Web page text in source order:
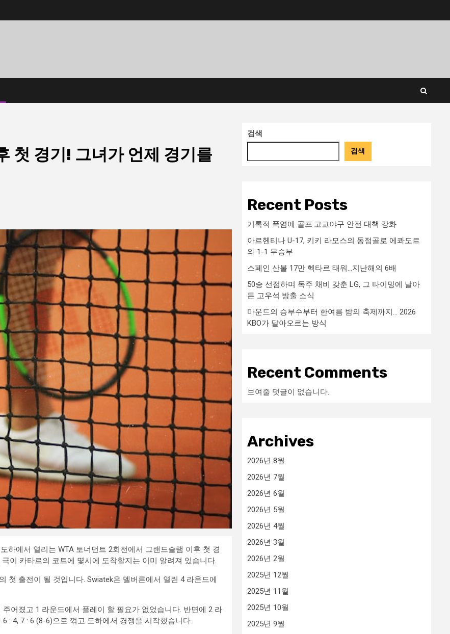
첫 경기! 그녀가 언제 경기를
하에서 열리는 WTA 토너먼트 2회전에서 그랜드슬램 이후 첫 경
이 카타르의 코트에 몇시에 도착할지는 이미 알려져 있습니다.
첫 출전이 될 것입니다. Swiatek은 멜버른에서 열린 4 라운드에
어졌고 1 라운드에서 플레이 할 필요가 없었습니다. 반면에 2 라
: 4, 7 : 6 (8-6)으로 꺾고 도하에서 경쟁을 시작했습니다.
검색
검색
Recent Posts
기록적 폭염에 골프·고교야구 안전 대책 강화
아르헨티나 U-17, 키키 라모스의 동점골로 에콰도르
와 1-1 무승부
스페인 산불 17만 헥타르 태워…지난해의 6배
50승 선점하며 독주 채비 갖춘 LG, 그 타이밍에 날아
든 고우석 방출 소식
마운드의 승부수부터 한여름 밤의 축제까지… 2026
KBO가 달아오르는 방식
Recent Comments
보여줄 댓글이 없습니다.
Archives
2026년 8월
2026년 7월
2026년 6월
2026년 5월
2026년 4월
2026년 3월
2026년 2월
2025년 12월
2025년 11월
2025년 10월
2025년 9월